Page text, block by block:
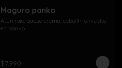
Maguro panko
Atún rojo, queso crema, cebollín envuelto
en panko
$7.990